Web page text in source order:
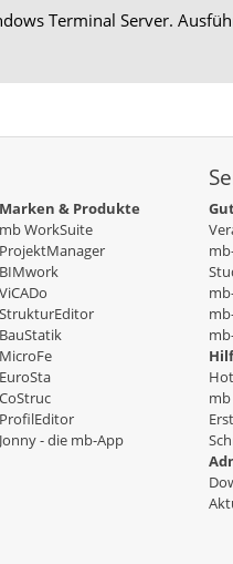
Terminal Server.
Marken & Produkte
mb WorkSuite
ProjektManager
BIMwork
ViCADo
StrukturEditor
BauStatik
MicroFe
EuroSta
CoStruc
ProfilEditor
Jonny - die mb-App
mb